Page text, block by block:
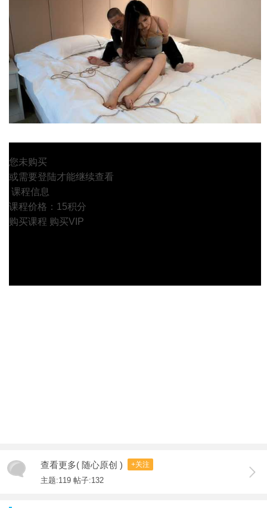
您未购买
或需要登陆才能继续查看
课程信息
课程价格：15积分
购买课程 购买VIP
查看更多( 随心原创 ) +关注
主题:119 帖子:132